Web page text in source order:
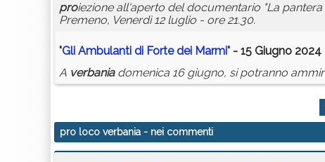
proiezione all'aperto del documentario "La pantera
Premeno, Venerdì 12 luglio - ore 21.30.
"Gli Ambulanti di Forte dei Marmi" - 15 Giugno 2024
A verbaniadomenica 16 giugno, si potranno
pro loco verbania - nei commenti